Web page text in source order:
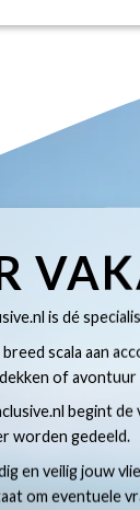
is dé
scala aan
of avontuur
begint
worden gedeeld.
en veilig jouw
om eventuele